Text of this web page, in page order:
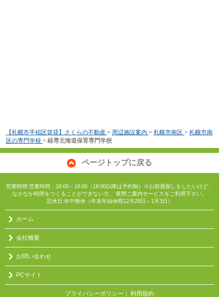
【札幌市手稲区賃貸】さくらの不動産 > 周辺施設案内 > 札幌市南区 > 札幌市南
区の専門学校 > 経専北海道保育専門学校
ページトップに戻る
営業時間:営業時間：10:00～18:00（18:00以降は予約制）※お部屋探しをしたいけど、
なかなか時間をつくることができない方。 夜間ご案内サービスをご利用下さい。
定休日:年中無休（年末年始休暇12月29日～1月3日）
ホーム
会社概要
お問い合わせ
PCサイト
プライバシーポリシー ｜ 利用規約